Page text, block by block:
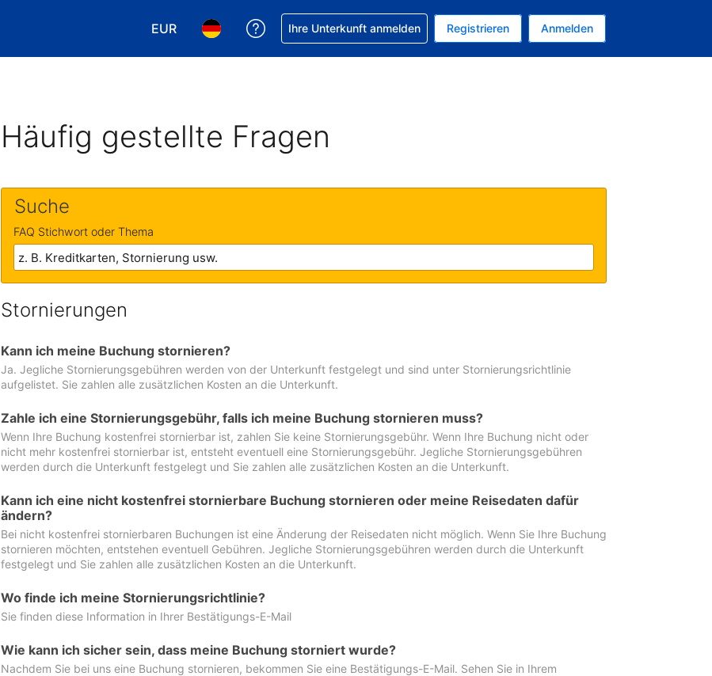
EUR
Wählen Sie Ihre Währung. Ihre aktuelle Währung ist EUR
Wählen Sie Ihre Sprache. Ihre aktuelle Sprache ist Deutsch
Hilfe bei Ihrer Buchung erhalten
Ihre Unterkunft anmelden Registrieren Anmelden
Häufig gestellte Fragen
Suche
FAQ Stichwort oder Thema
Stornierungen
Kann ich meine Buchung stornieren?
Ja. Jegliche Stornierungsgebühren werden von der Unterkunft festgelegt und sind unter Stornierungsrichtlinie
aufgelistet. Sie zahlen alle zusätzlichen Kosten an die Unterkunft.
Zahle ich eine Stornierungsgebühr, falls ich meine Buchung stornieren muss?
Wenn Ihre Buchung kostenfrei stornierbar ist, zahlen Sie keine Stornierungsgebühr. Wenn Ihre Buchung nicht oder
nicht mehr kostenfrei stornierbar ist, entsteht eventuell eine Stornierungsgebühr. Jegliche Stornierungsgebühren
werden durch die Unterkunft festgelegt und Sie zahlen alle zusätzlichen Kosten an die Unterkunft.
Kann ich eine nicht kostenfrei stornierbare Buchung stornieren oder meine Reisedaten dafür
ändern?
Bei nicht kostenfrei stornierbaren Buchungen ist eine Änderung der Reisedaten nicht möglich. Wenn Sie Ihre Buchung
stornieren möchten, entstehen eventuell Gebühren. Jegliche Stornierungsgebühren werden durch die Unterkunft
festgelegt und Sie zahlen alle zusätzlichen Kosten an die Unterkunft.
Wo finde ich meine Stornierungsrichtlinie?
Sie finden diese Information in Ihrer Bestätigungs-E-Mail
Wie kann ich sicher sein, dass meine Buchung storniert wurde?
Nachdem Sie bei uns eine Buchung stornieren, bekommen Sie eine Bestätigungs-E-Mail. Sehen Sie in Ihrem